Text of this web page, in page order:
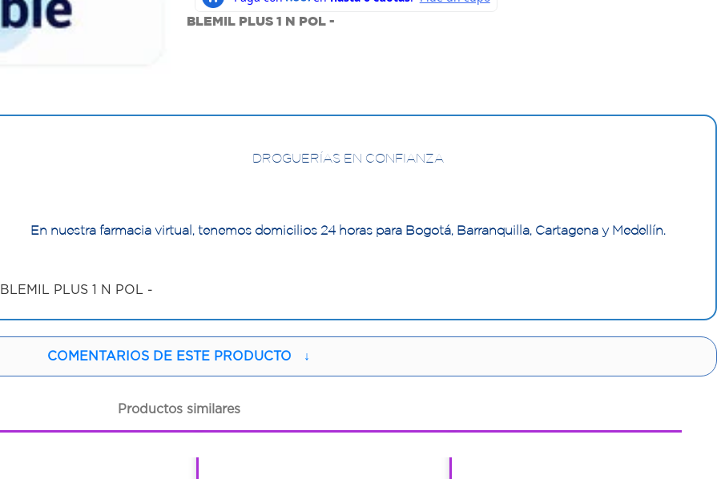
BLEMIL PLUS 1 N POL -
DROGUERÍAS EN CONFIANZA
En nuestra farmacia virtual, tenemos domicilios 24 horas para Bogotá, Barranquilla, Cartagena y Medellín.
BLEMIL PLUS 1 N POL -
COMENTARIOS DE ESTE PRODUCTO ↓
Productos similares